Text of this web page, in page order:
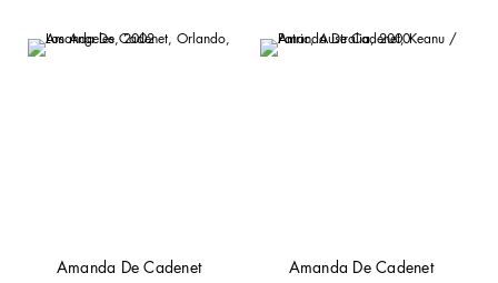
Amanda De Cadenet Amanda De Cadenet